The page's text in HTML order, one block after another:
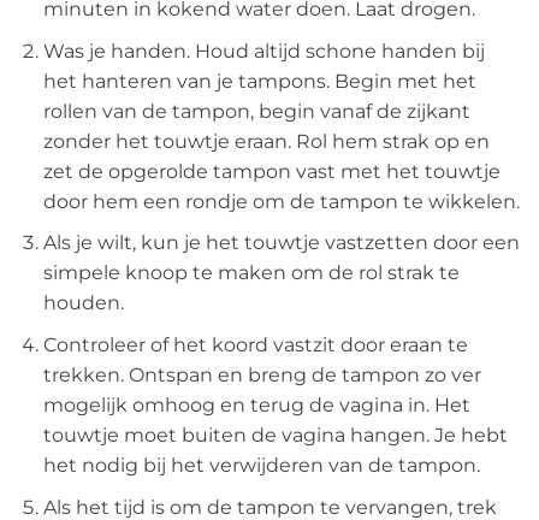
minuten in kokend water doen. Laat drogen.
Was je handen. Houd altijd schone handen bij
het hanteren van je tampons. Begin met het
rollen van de tampon, begin vanaf de zijkant
zonder het touwtje eraan. Rol hem strak op en
zet de opgerolde tampon vast met het touwtje
door hem een ​​rondje om de tampon te wikkelen.
Als je wilt, kun je het touwtje vastzetten door een
simpele knoop te maken om de rol strak te
houden.
Controleer of het koord vastzit door eraan te
trekken. Ontspan en breng de tampon zo ver
mogelijk omhoog en terug de vagina in. Het
touwtje moet buiten de vagina hangen. Je hebt
het nodig bij het verwijderen van de tampon.
Als het tijd is om de tampon te vervangen, trek